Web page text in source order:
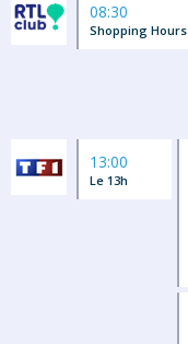
08:30
Shopping Hours
13:00
Le 13h